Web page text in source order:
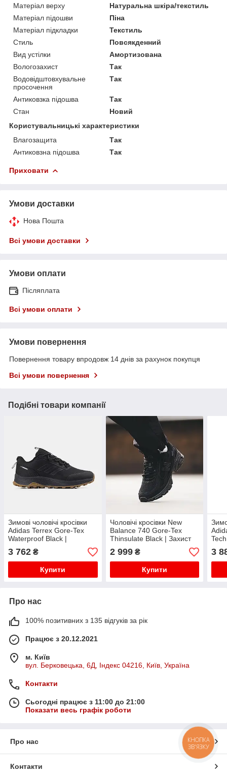
Матеріал верху
Натуральна шкіра/текстиль
Матеріал підошви
Піна
Матеріал підкладки
Текстиль
Стиль
Повсякденний
Вид устілки
Амортизована
Вологозахист
Так
Водовідштовхувальне
просочення
Так
Антиковзка підошва
Так
Стан
Новий
Користувальницькі характеристики
Влагозащита
Так
Антиковзна підошва
Так
Приховати
Умови доставки
Нова Пошта
Всі умови доставки
Умови оплати
Післяплата
Всі умови оплати
Умови повернення
Повернення товару впродовж 14 днів за рахунок покупця
Всі умови повернення
Подібні товари компанії
Зимові чоловічі кросівки
Adidas Terrex Gore-Tex
Waterproof Black |
Комфорт і захист від
вологи
3 762 ₴
Купити
Чоловічі кросівки New
Balance 740 Gore-Tex
Thinsulate Black | Захист
від вологи та холоду
2 999₴
Купити
|
3
Про нас
100% позитивних з 135 відгуків за рік
Працює з 20.12.2021
м. Київ
вул. Берковецька, 6Д, Індекс 04216, Київ, Україна
Контакти
Сьогодні працює з 11:00 до 21:00
Показати весь графік роботи
Про нас
Контакти
КНОПКА
ЗВ'ЯЗКУ